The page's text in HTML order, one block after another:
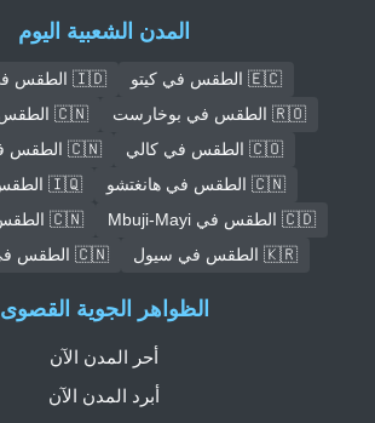
المدن الشعبية اليوم
🇪🇨 الطقس في كيتو
🇮🇩 الطقس في باليمبانج
🇷🇴 الطقس في بوخارست
🇨🇳 الطقس في تشنغتشو
🇨🇴 الطقس في كالي
🇨🇳 الطقس في نانتشانغ
🇨🇳 الطقس في هانغتشو
🇮🇶 الطقس في بغداد
🇨🇩 الطقس في Mbuji-Mayi
🇨🇳 الطقس في Nantong
🇰🇷 الطقس في سيول
🇨🇳 الطقس في أورومتشي
الظواهر الجوية القصوى
أحر المدن الآن
أبرد المدن الآن